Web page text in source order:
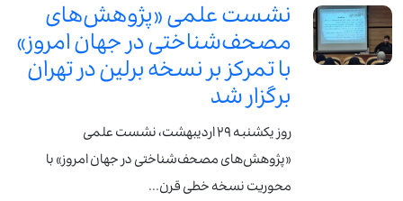
نشست علمی «پژوهش‌های
مصحف‌شناختی در جهان امروز»
با تمرکز بر نسخه برلین در تهران
برگزار شد
روز یکشنبه ۲۹ اردیبهشت، نشست علمی
«پژوهش‌های مصحف‌شناختی در جهان امروز» با
محوریت نسخه خطی قرن...